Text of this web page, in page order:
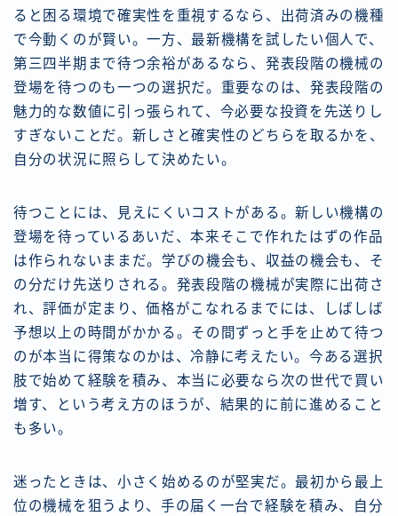
ると困る環境で確実性を重視するなら、出荷済みの機種
で今動くのが賢い。一方、最新機構を試したい個人で、
第三四半期まで待つ余裕があるなら、発表段階の機械の
登場を待つのも一つの選択だ。重要なのは、発表段階の
魅力的な数値に引っ張られて、今必要な投資を先送りし
すぎないことだ。新しさと確実性のどちらを取るかを、
自分の状況に照らして決めたい。
待つことには、見えにくいコストがある。新しい機構の
登場を待っているあいだ、本来そこで作れたはずの作品
は作られないままだ。学びの機会も、収益の機会も、そ
の分だけ先送りされる。発表段階の機械が実際に出荷さ
れ、評価が定まり、価格がこなれるまでには、しばしば
予想以上の時間がかかる。その間ずっと手を止めて待つ
のが本当に得策なのかは、冷静に考えたい。今ある選択
肢で始めて経験を積み、本当に必要なら次の世代で買い
増す、という考え方のほうが、結果的に前に進めること
も多い。
迷ったときは、小さく始めるのが堅実だ。最初から最上
位の機械を狙うより、手の届く一台で経験を積み、自分